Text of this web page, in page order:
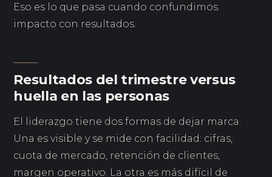
Eso es lo que pasa cuando confundimos
impacto con resultados.
Resultados del trimestre versus
huella en las personas
El liderazgo tiene dos formas de dejar marca.
Una es visible y se mide con facilidad: cifras,
cuota de mercado, retención de clientes,
margen operativo. La otra es más difícil de